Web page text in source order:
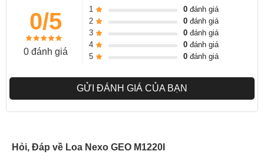
array lên đến12 loa
trong hầu hết các không gian, dù là trong nhà
hay ngoài trời. Bạn có thể thiết lập cấu hình xếp chồng (stacked)
hoặc treo (flown), kết hợp hoàn hảo cùng loa Sub đồng bộ
0/5
0 đánh giá
1 0đánh giá
2
0đánh giá
3
0đánh giá
4
0đánh giá
5
0đánh giá
GỬI ĐÁNH GIÁ CỦA BẠN
Hỏi, Đáp về Loa Nexo GEO M1220I